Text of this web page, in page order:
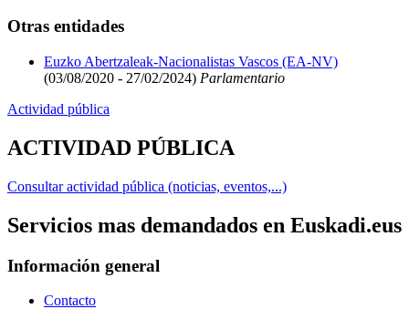
Otras entidades
Euzko Abertzaleak-Nacionalistas Vascos (EA-NV)
(03/08/2020 - 27/02/2024) Parlamentario
Actividad pública
ACTIVIDAD PÚBLICA
Consultar actividad pública (noticias, eventos,...)
Servicios mas demandados en Euskadi.eus
Información general
Contacto